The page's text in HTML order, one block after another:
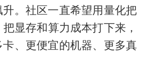
升。社区一直希望用量化把
把显存和算力成本打下来，
、更便宜的机器、更多真